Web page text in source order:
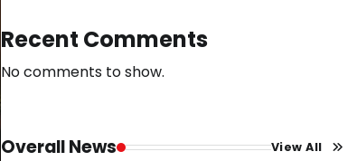
Recent Comments
No comments to show.
Overall News View All